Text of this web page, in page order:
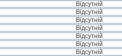
Відсутній
Відсутній
Відсутній
Відсутній
Відсутній
Відсутній
Відсутній